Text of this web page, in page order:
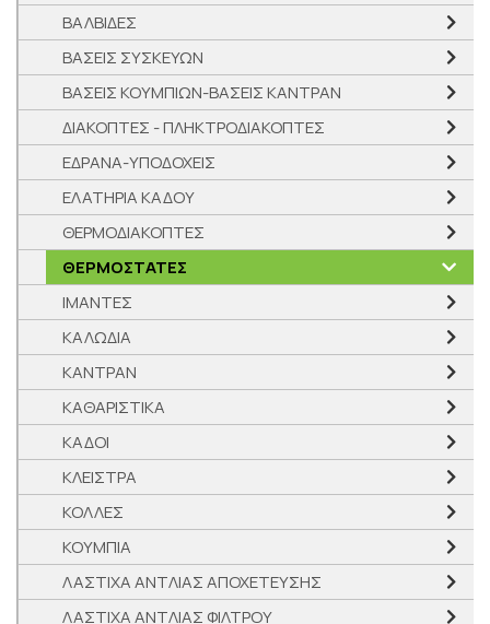
ΒΑΛΒΙΔΕΣ
ΒΑΣΕΙΣ ΣΥΣΚΕΥΩΝ
ΒΑΣΕΙΣ ΚΟΥΜΠΙΩΝ-ΒΑΣΕΙΣ ΚΑΝΤΡΑΝ
ΔΙΑΚΟΠΤΕΣ - ΠΛΗΚΤΡΟΔΙΑΚΟΠΤΕΣ
ΕΔΡΑΝΑ-ΥΠΟΔΟΧΕΙΣ
ΕΛΑΤΗΡΙΑ ΚΑΔΟΥ
ΘΕΡΜΟΔΙΑΚΟΠΤΕΣ
ΘΕΡΜΟΣΤΑΤΕΣ
ΙΜΑΝΤΕΣ
ΚΑΛΩΔΙΑ
ΚΑΝΤΡΑΝ
ΚΑΘΑΡΙΣΤΙΚΑ
ΚΑΔΟΙ
ΚΛΕΙΣΤΡΑ
ΚΟΛΛΕΣ
ΚΟΥΜΠΙΑ
ΛΑΣΤΙΧΑ ΑΝΤΛΙΑΣ ΑΠΟΧΕΤΕΥΣΗΣ
ΛΑΣΤΙΧΑ ΑΝΤΛΙΑΣ ΦΙΛΤΡΟΥ